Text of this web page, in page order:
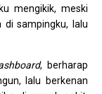
mengikik, meski
sampingku, lalu
, berharap
lalu berkenan